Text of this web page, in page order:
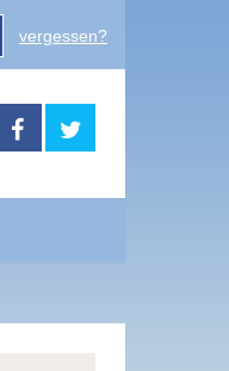
vergessen?